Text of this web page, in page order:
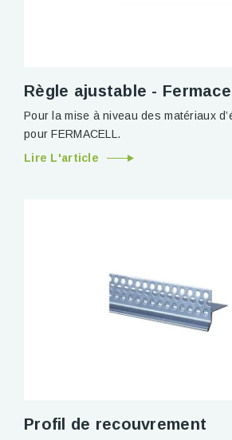
Règle ajustable - Fermacell
Pour la mise à niveau des matériaux
pour FERMACELL.
Lire L'article
Profil de recouvrement